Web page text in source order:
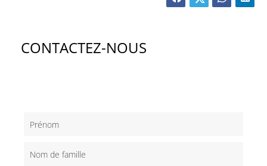
CONTACTEZ-NOUS